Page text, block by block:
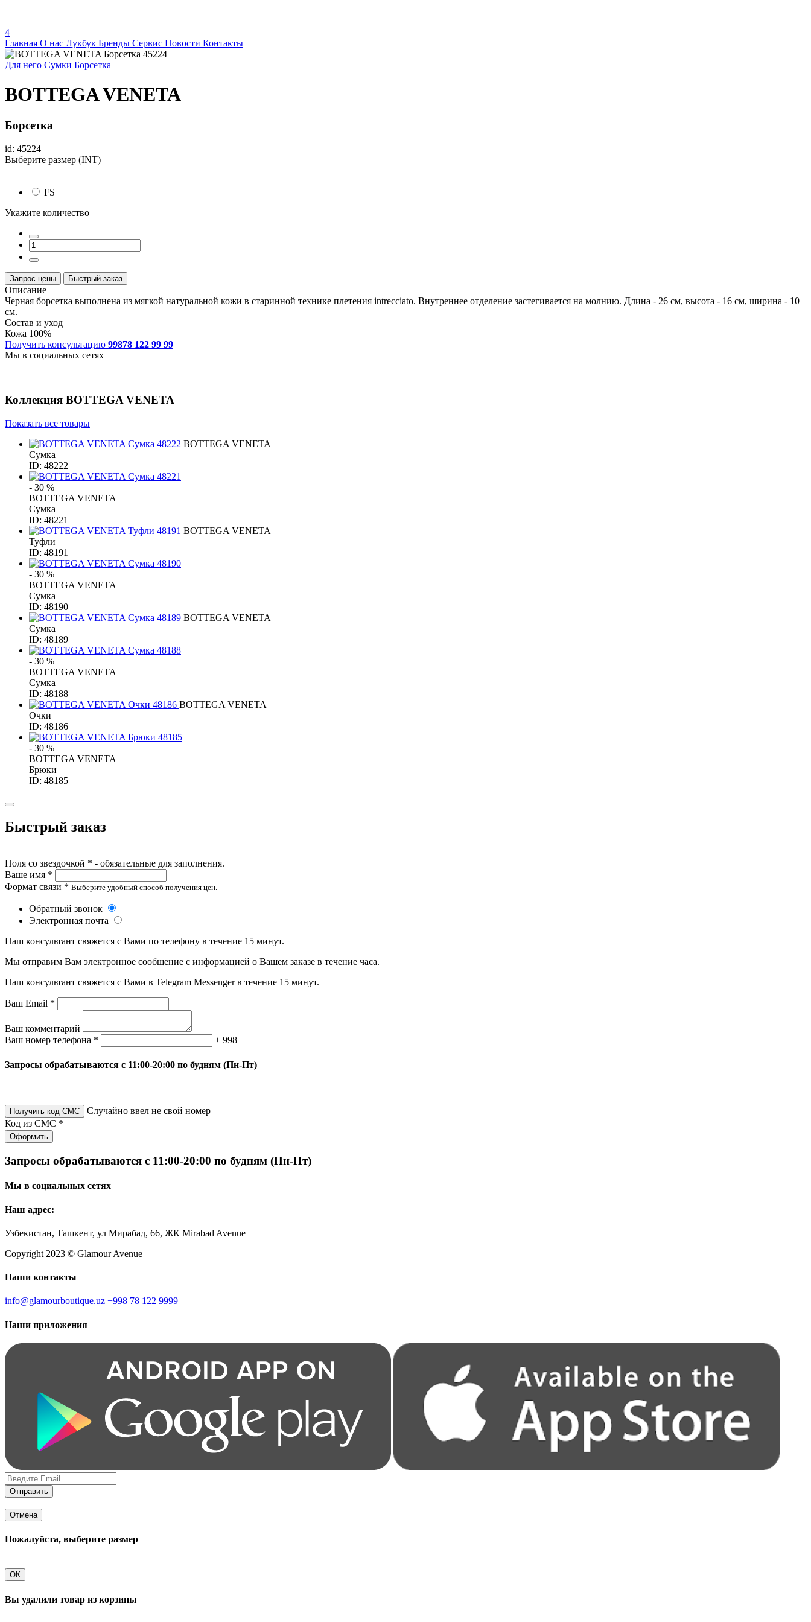
4
Главная О нас Лукбук Бренды Сервис Новости Контакты
Для него Сумки Борсетка
BOTTEGA VENETA
Борсетка
id: 45224
Выберите размер (INT)
FS
Укажите количество
Запрос цены Быстрый заказ
Описание
Черная борсетка выполнена из мягкой натуральной кожи в старинной технике плетения intrecciato. Внутреннее отделение застегивается на молнию. Длина - 26 см, высота - 16 см, ширина - 10
см.
Состав и уход
Кожа 100%
Получить консультацию 99878 122 99 99
Мы в социальных сетях
Коллекция BOTTEGA VENETA
Показать все товары
BOTTEGA VENETA
Сумка
ID: 48222
- 30 %
BOTTEGA VENETA
Сумка
ID: 48221
BOTTEGA VENETA
Туфли
ID: 48191
- 30 %
BOTTEGA VENETA
Сумка
ID: 48190
BOTTEGA VENETA
Сумка
ID: 48189
- 30 %
BOTTEGA VENETA
Сумка
ID: 48188
BOTTEGA VENETA
Очки
ID: 48186
- 30 %
BOTTEGA VENETA
Брюки
ID: 48185
Быстрый заказ
Поля со звездочкой * - обязательные для заполнения.
Ваше имя *
Формат связи * Выберите удобный способ получения цен.
Обратный звонок
Электронная почта
Наш консультант свяжется с Вами по телефону в течение 15 минут.
Мы отправим Вам электронное сообщение с информацией о Вашем заказе в течение часа.
Наш консультант свяжется с Вами в Telegram Messenger в течение 15 минут.
Ваш Email *
Ваш комментарий
Ваш номер телефона *
+ 998
Запросы обрабатываются с 11:00-20:00 по будням (Пн-Пт)
Получить код СМС
Случайно ввел не свой номер
Код из СМС *
Оформить
Запросы обрабатываются с 11:00-20:00 по будням (Пн-Пт)
Мы в социальных сетях
Наш адрес:
Узбекистан, Ташкент, ул Мирабад, 66, ЖК Mirabad Avenue
Copyright 2023 © Glamour Avenue
Наши контакты
info@glamourboutique.uz +998 78 122 9999
Наши приложения
Отправить
Отмена
Пожалуйста, выберите размер
ОК
Вы удалили товар из корзины